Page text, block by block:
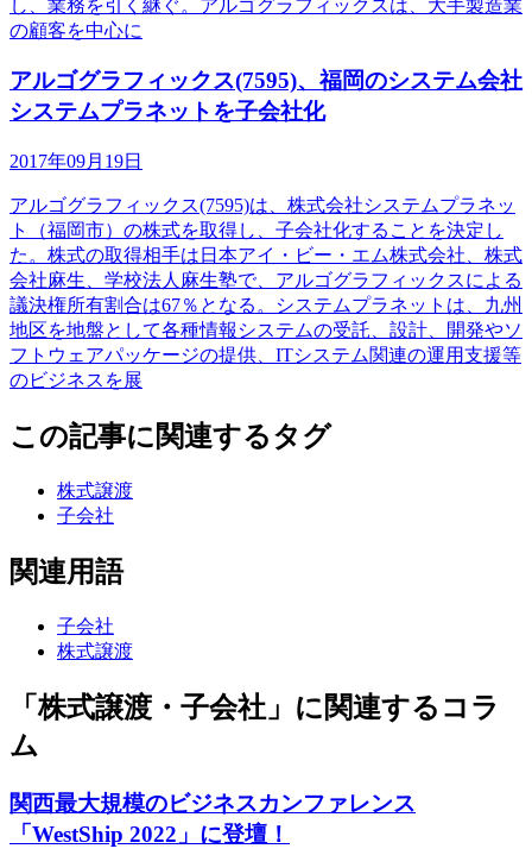
し、業務を引く継ぐ。アルゴグラフィックスは、大手製造業
の顧客を中心に
アルゴグラフィックス(7595)、福岡のシステム会社
システムプラネットを子会社化
2017年09月19日
アルゴグラフィックス(7595)は、株式会社システムプラネッ
ト（福岡市）の株式を取得し、子会社化することを決定し
た。株式の取得相手は日本アイ・ビー・エム株式会社、株式
会社麻生、学校法人麻生塾で、アルゴグラフィックスによる
議決権所有割合は67％となる。システムプラネットは、九州
地区を地盤として各種情報システムの受託、設計、開発やソ
フトウェアパッケージの提供、ITシステム関連の運用支援等
のビジネスを展
この記事に関連するタグ
株式譲渡
子会社
関連用語
子会社
株式譲渡
「株式譲渡・子会社」に関連するコラ
ム
関西最大規模のビジネスカンファレンス
「WestShip 2022」に登壇！